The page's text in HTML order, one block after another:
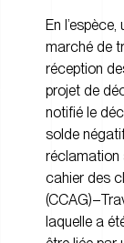
En
marché de
réception
projet de
notifié le
solde
réclamation
cahier des
laquelle a